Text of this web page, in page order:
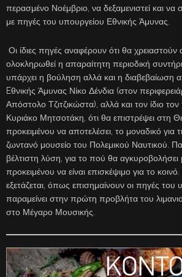
περασμένο Νοέμβριο, να δεξαμενιστεί και
με πηγές του υπουργείου Εθνικής Άμυνας.
Οι ίδιες πηγές αναφέρουν ότι θα χρειαστούν
ολοκληρωθεί η απαραίτητη περιοδική
υπάρχει η βούληση αλλά και η διαβεβαίωση
Eθνικής Άμυνας Νίκο Δένδια (στον
Απόστολο Τζιτζικώστα), αλλά και τον ίδιο
Κυριάκο Μητσοτάκη, ότι θα επιστρέψει στη
προκειμένου να αποτελέσει, το μοναδικό
ζωντανό μουσείο του Πολεμικού Ναυτικού.
βέλτιστη λύση, για το πού θα αγκυροβολήσει
προκειμένου να είναι επισκέψιμο για το
εξετάζεται, όπως επισημαίνουν οι πηγές του
παραμείνει στην πρώτη προβλήτα του
στο Μέγαρο Μουσικής.